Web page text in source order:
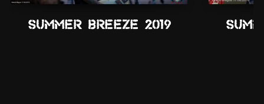
Summer Breeze 2019